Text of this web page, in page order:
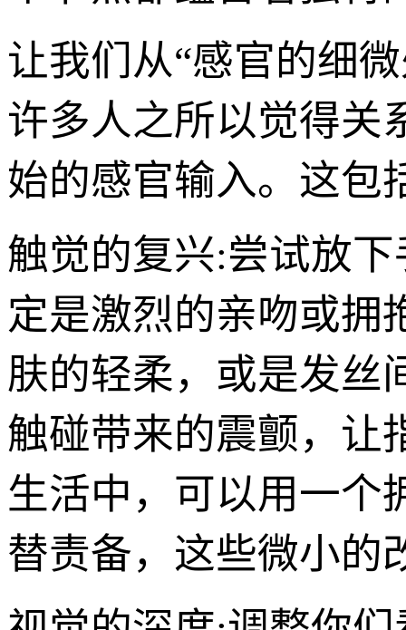
让我们从“感官的细
许多人之所以觉得关
始的感官输入。这包
触觉的复兴:尝试放
定是激烈的亲吻或拥
肤的轻柔，或是发丝
触碰带来的震颤，让
生活中，可以用一个
替责备，这些微小的